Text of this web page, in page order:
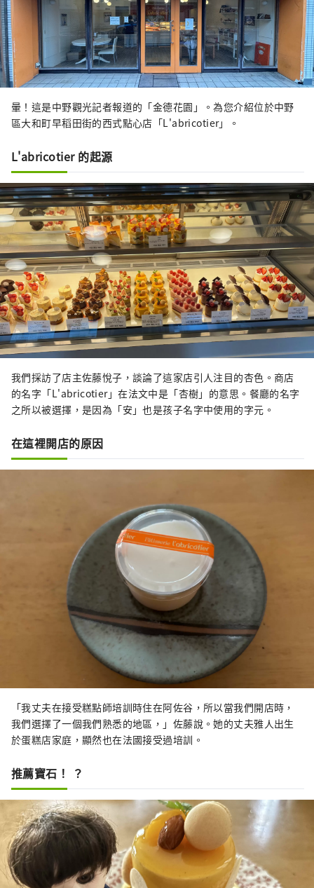
暈！這是中野觀光記者報道的「金德花園」。為您介紹位於中野
區大和町早稻田街的西式點心店「L'abricotier」。
L'abricotier 的起源
我們採訪了店主佐藤悅子，談論了這家店引人注目的杏色。商店
的名字「L'abricotier」在法文中是「杏樹」的意思。餐廳的名字
之所以被選擇，是因為「安」也是孩子名字中使用的字元。
在這裡開店的原因
「我丈夫在接受糕點師培訓時住在阿佐谷，所以當我們開店時，
我們選擇了一個我們熟悉的地區，」佐藤說。她的丈夫雅人出生
於蛋糕店家庭，顯然也在法國接受過培訓。
推薦寶石！ ？